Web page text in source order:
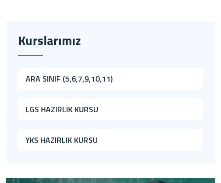
Kurslarımız
ARA SINIF (5,6,7,9,10,11)
LGS HAZIRLIK KURSU
YKS HAZIRLIK KURSU